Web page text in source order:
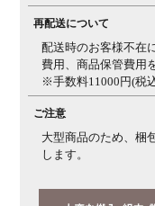
再配送について
配送時のお客様不在
費用、商品保管費用
※手数料11000円(税
ご注意
大型商品のため、梱
します。